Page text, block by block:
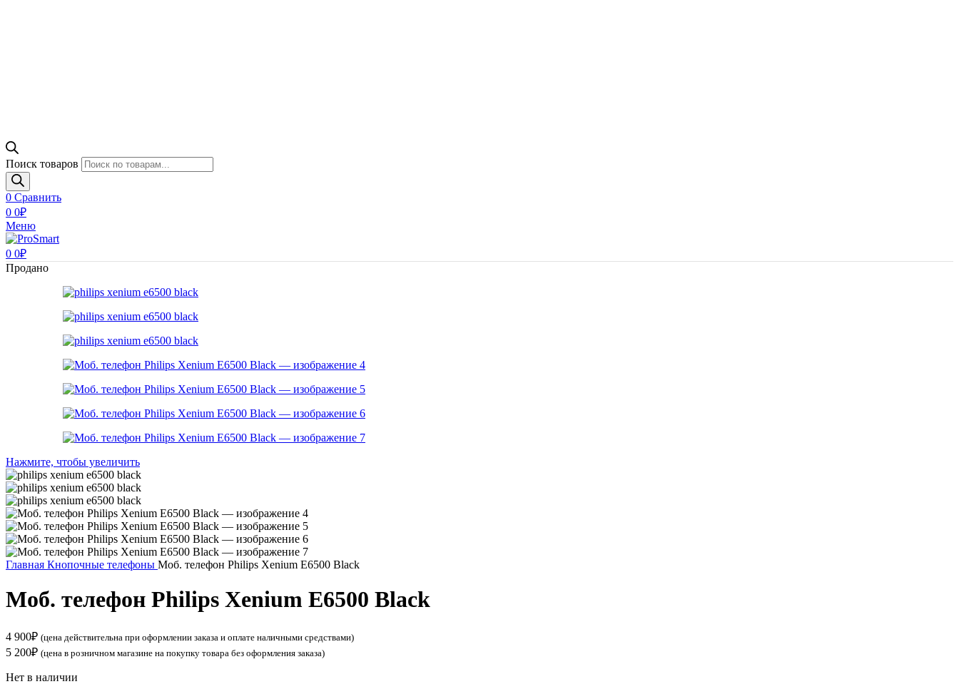
Поиск товаров
0 Сравнить
0 0₽
Меню
0 0₽
Продано
Нажмите, чтобы увеличить
Главная Кнопочные телефоны Моб. телефон Philips Xenium E6500 Black
Моб. телефон Philips Xenium E6500 Black
4 900₽ (цена действительна при оформлении заказа и оплате наличными средствами)
5 200₽ (цена в розничном магазине на покупку товара без оформления заказа)
Нет в наличии